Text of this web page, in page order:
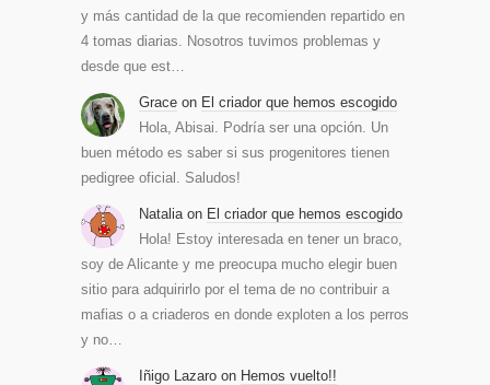
y más cantidad de la que recomienden repartido en
4 tomas diarias. Nosotros tuvimos problemas y
desde que est…
Grace on El criador que hemos escogido
Hola, Abisai. Podría ser una opción. Un
buen método es saber si sus progenitores tienen
pedigree oficial. Saludos!
Natalia on El criador que hemos escogido
Hola! Estoy interesada en tener un braco,
soy de Alicante y me preocupa mucho elegir buen
sitio para adquirirlo por el tema de no contribuir a
mafias o a criaderos en donde exploten a los perros
y no…
Iñigo Lazaro on Hemos vuelto!!